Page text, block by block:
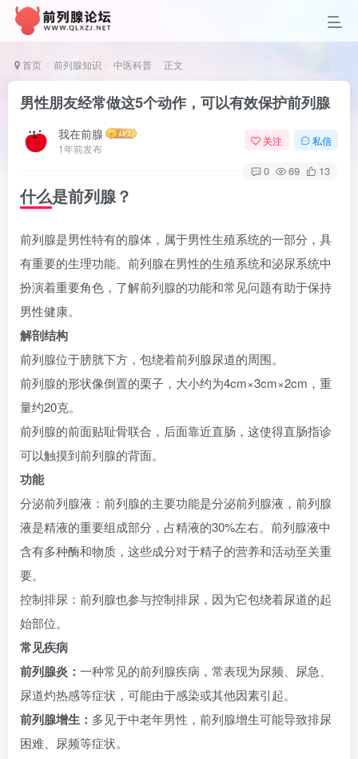
首页 前列腺知识 中医科普 正文
男性朋友经常做这5个动作，可以有效保护前列腺
我在前腺
1年前发布
关注 私信
0 69 13
什么是前列腺？
前列腺是男性特有的腺体，属于男性生殖系统的一部分，具
有重要的生理功能。前列腺在男性的生殖系统和泌尿系统中
扮演着重要角色，了解前列腺的功能和常见问题有助于保持
男性健康。
解剖结构
前列腺位于膀胱下方，包绕着前列腺尿道的周围。
前列腺的形状像倒置的栗子，大小约为4cm×3cm×2cm，重
量约20克。
前列腺的前面贴耻骨联合，后面靠近直肠，这使得直肠指诊
可以触摸到前列腺的背面。
功能
分泌前列腺液：前列腺的主要功能是分泌前列腺液，前列腺
液是精液的重要组成部分，占精液的30%左右。前列腺液中
含有多种酶和物质，这些成分对于精子的营养和活动至关重
要。
控制排尿：前列腺也参与控制排尿，因为它包绕着尿道的起
始部位。
常见疾病
前列腺炎： 一种常见的前列腺疾病，常表现为尿频、尿急、
尿道灼热感等症状，可能由于感染或其他因素引起。
前列腺增生： 多见于中老年男性，前列腺增生可能导致排尿
困难、尿频等症状。